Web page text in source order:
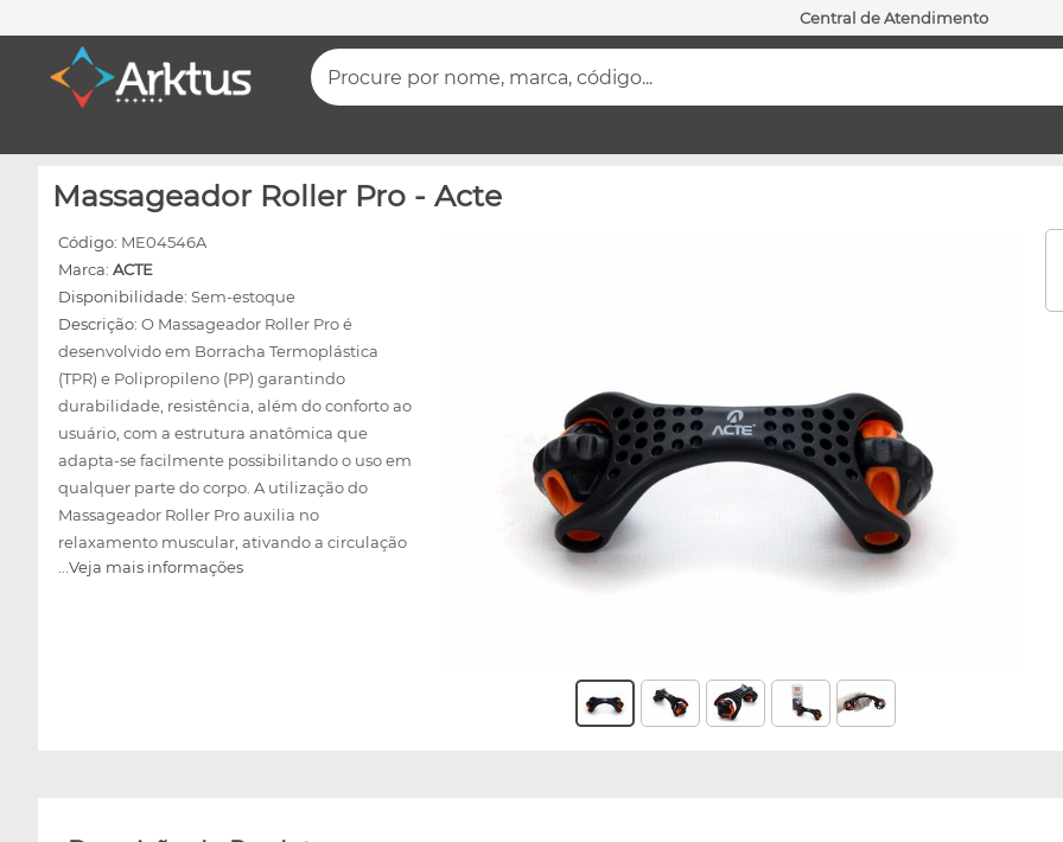
Central de Atendimento
Procure por nome, marca, código...
Massageador Roller Pro - Acte
Código: ME04546A
Marca: ACTE
Disponibilidade: Sem-estoque
Descrição: O Massageador Roller Pro é
desenvolvido em Borracha Termoplástica
(TPR) e Polipropileno (PP) garantindo
durabilidade, resistência, além do conforto ao
usuário, com a estrutura anatômica que
adapta-se facilmente possibilitando o uso em
qualquer parte do corpo. A utilização do
Massageador Roller Pro auxilia no
relaxamento muscular, ativando a circulação
sanguínea, aumentando a oxigenação dos
...Veja mais informações